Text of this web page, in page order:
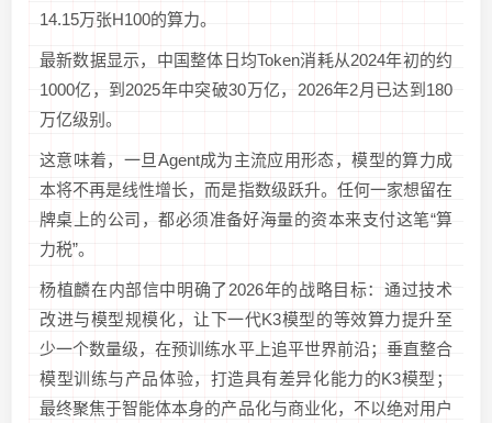
14.15万张H100的算力。
最新数据显示，中国整体日均Token消耗从2024年初的约
1000亿，到2025年中突破30万亿，2026年2月已达到180
万亿级别。
这意味着，一旦Agent成为主流应用形态，模型的算力成
本将不再是线性增长，而是指数级跃升。任何一家想留在
牌桌上的公司，都必须准备好海量的资本来支付这笔“算
力税”。
杨植麟在内部信中明确了2026年的战略目标：通过技术
改进与模型规模化，让下一代K3模型的等效算力提升至
少一个数量级，在预训练水平上追平世界前沿；垂直整合
模型训练与产品体验，打造具有差异化能力的K3模型；
最终聚焦于智能体本身的产品化与商业化，不以绝对用户